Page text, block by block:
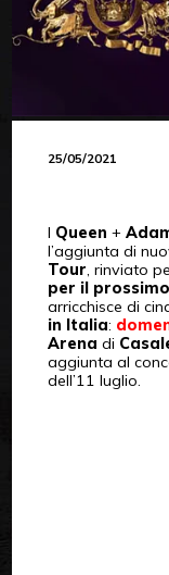
25/05/2021
I Queen +
l’aggiunta di
Tour, rinviato
per il
arricchisce di
in Italia:
Arena di
aggiunta al
dell’11 luglio.